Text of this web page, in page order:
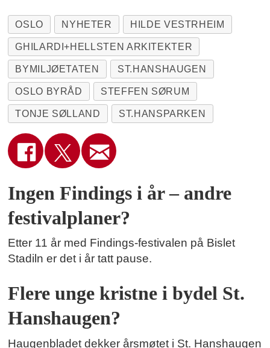
OSLO NYHETER HILDE VESTRHEIM
GHILARDI+HELLSTEN ARKITEKTER
BYMILJØETATEN ST.HANSHAUGEN
OSLO BYRÅD STEFFEN SØRUM
TONJE SØLLAND ST.HANSPARKEN
Ingen Findings i år – andre
festivalplaner?
Etter 11 år med Findings-festivalen på Bislet
Stadiln er det i år tatt pause.
Flere unge kristne i bydel St.
Hanshaugen?
Haugenbladet dekker årsmøtet i St. Hanshaugen